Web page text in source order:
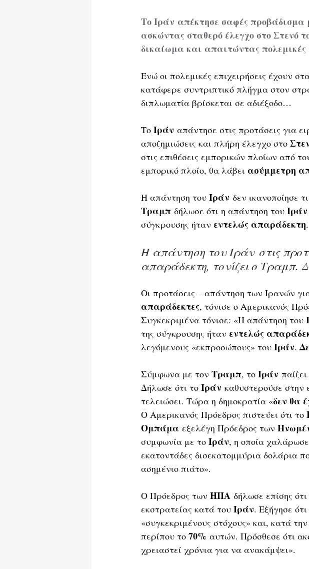
Το Ιράν απέκτησε σαφές
ασκώντας σταθερό έλεγχο στο Στενό
δικαίωμα και απαιτώντας
Ενώ οι πολεμικές επιχειρήσεις έχουν
κατάφερε συντριπτικό πλήγμα στον
διπλωματία βρίσκεται σε αδιέξοδο…
Το Ιράν απάντησε στις προτάσεις για
αποζημιώσεις και πλήρη έλεγχο στο
στις επιθέσεις εμπορικών πλοίων από
εμπορικό πλοίο, θα λάβει ασύμμετρη
Η απάντηση του Ιράν δεν ικανοποίησε
Τραμπ δήλωσε ότι η απάντηση του Ιράν
σύγκρουσης ήταν εντελώς απαράδεκτη.
Η απάντηση του Ιράν στις
απαράδεκτη, τονίζει ο Τραμπ.
Οι προτάσεις – απάντηση των Ιρανών
απαράδεκτες, τόνισε ο Αμερικανός
Συγκεκριμένα τόνισε: «Η απάντηση του
της σύγκρουσης ήταν εντελώς
λεγόμενους «εκπροσώπους» του Ιράν.
Σύμφωνα με τον Τραμπ, το Ιράν
Δήλωσε ότι το Ιράν καθυστερούσε στην
τελειώσει. Τώρα η δημοκρατία «δεν θα
Ο Αμερικανός Πρόεδρος πιστεύει ότι το
Ομπάμα εξελέγη Πρόεδρος των
συμφωνία με το Ιράν, η οποία
εκατοντάδες δισεκατομμύρια δολάρια
ασημένιο πιάτο».
Ο Πρόεδρος των ΗΠΑ δήλωσε επίσης ότι
εκστρατείας κατά του Ιράν. Εξήγησε ότι
«συγκεκριμένους στόχους» και, κατά
περίπου το 70% αυτών. Πρόσθεσε ότι
χρειαστεί χρόνια για να ανακάμψει».